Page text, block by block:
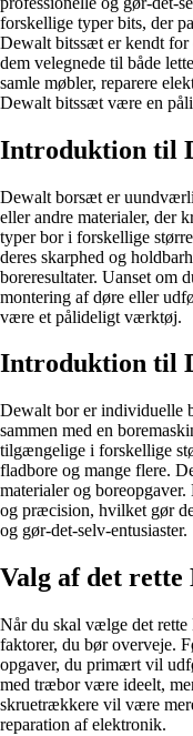
forskellige typer bits, der
Dewalt bitssæt er kendt
dem velegnede til både
samle møbler, reparere
Dewalt bitssæt være en
Introduktion til
Dewalt borsæt er
eller andre materialer, der
typer bor i forskellige
deres skarphed og
boreresultater. Uanset om
montering af døre eller
være et pålideligt værktøj.
Introduktion til
Dewalt bor er individuelle
sammen med en
tilgængelige i forskellige
fladbore og mange flere.
materialer og
og præcision, hvilket gør
og gør-det-selv-entusiaster.
Valg af det
Når du skal vælge det
faktorer, du bør overveje.
opgaver, du primært vil
med træbor være ideelt,
skruetrækkere vil være
reparation af elektronik.